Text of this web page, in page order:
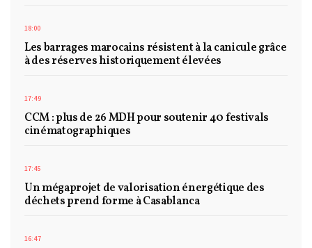
18:00
Les barrages marocains résistent à la canicule grâce
à des réserves historiquement élevées
17:49
CCM : plus de 26 MDH pour soutenir 40 festivals
cinématographiques
17:45
Un mégaprojet de valorisation énergétique des
déchets prend forme à Casablanca
16:47